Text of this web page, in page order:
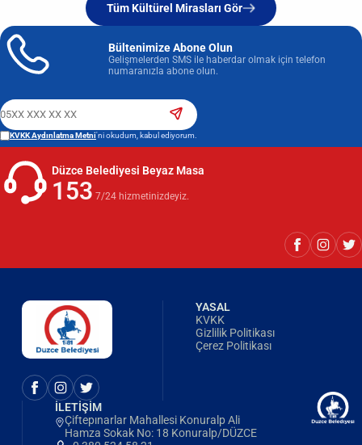
Tüm Kültürel Mirasları Gör
Bültenimize Abone Olun
Gelişmelerden SMS ile haberdar olmak için telefon
numaranızla abone olun.
KVKK Aydınlatma Metni'ni okudum, kabul ediyorum.
Düzce Belediyesi Beyaz Masa
153 7/24 hizmetinizdeyiz.
YASAL
KVKK
Gizlilik Politikası
Çerez Politikası
İLETİŞİM
Çiftepınarlar Mahallesi Konuralp Ali
Hamza Sokak No: 18 Konuralp/DÜZCE